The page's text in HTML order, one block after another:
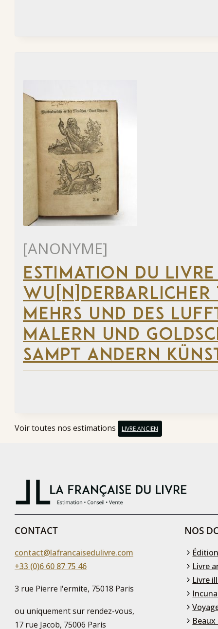
[ANONYME]
ESTIMATION DU
WU[N]DERBARLICHER
MEHRS UND DES
MALERN UND
SAMPT ANDERN
Voir toutes nos estimations LIVRE ANCIEN
CONTACT
contact@lafrancaisedulivre.com
+33 (0)6 60 87 75 46
3 rue Pierre l'ermite, 75018 Paris
ou uniquement sur rendez-vous,
17 rue Jacob, 75006 Paris
NOS
Livre
Livre